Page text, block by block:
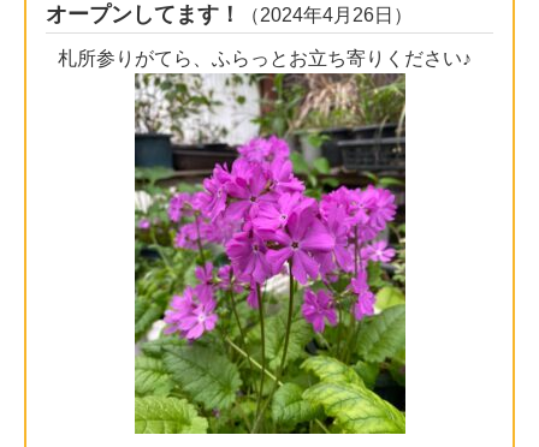
オープンしてます！ （2024年4月26日）
札所参りがてら、ふらっとお立ち寄りください♪